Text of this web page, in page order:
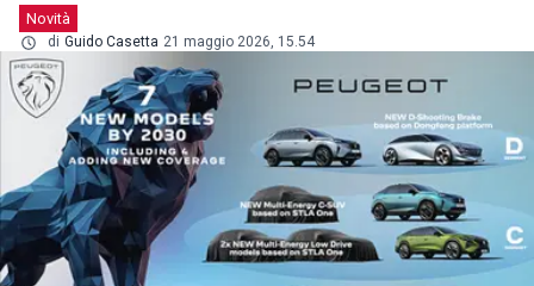
Novità
di Guido Casetta 21 maggio 2026, 15.54